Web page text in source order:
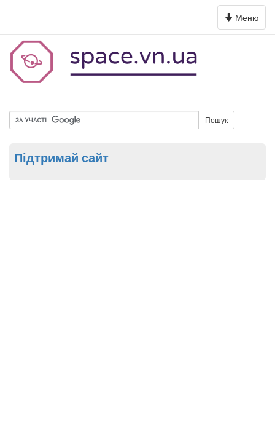
Toggle
navigation
Меню
Пошук
Підтримай сайт